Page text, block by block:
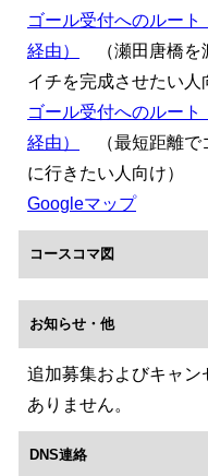
ゴール受付へのルート
経由）
（瀬田唐橋を
イチを完成させたい人
ゴール受付へのルート
経由）
（最短距離で
に行きたい人向け）
Googleマップ
コースコマ図
お知らせ・他
追加募集およびキャン
ありません。
DNS連絡